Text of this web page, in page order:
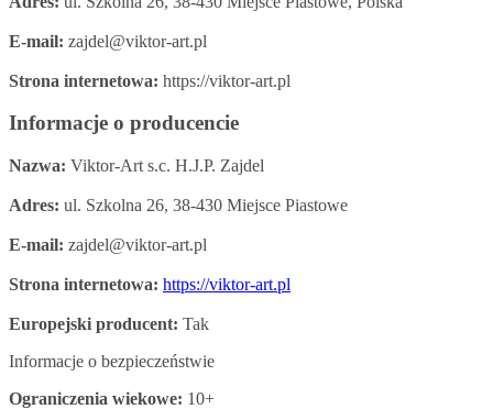
E-mail: zajdel@viktor-art.pl
Strona internetowa: https://viktor-art.pl
Informacje o producencie
Nazwa: Viktor-Art s.c. H.J.P. Zajdel
Adres: ul. Szkolna 26, 38-430 Miejsce Piastowe
E-mail: zajdel@viktor-art.pl
Strona internetowa: https://viktor-art.pl
Europejski producent: Tak
Informacje o bezpieczeństwie
Ograniczenia wiekowe: 10+